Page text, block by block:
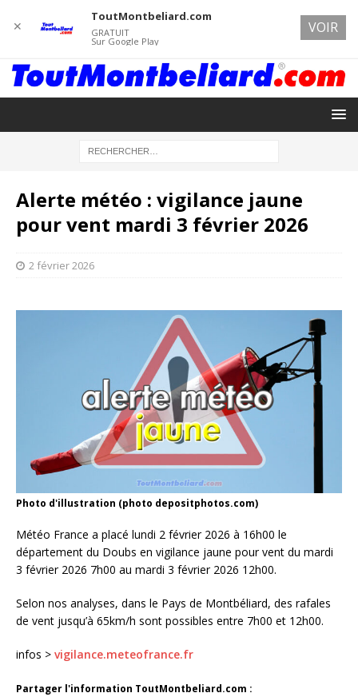
Alerte météo : vigilance jaune
pour vent mardi 3 février 2026
2 février 2026
Photo d'illustration (photo depositphotos.com)
Météo France a placé lundi 2 février 2026 à 16h00 le
département du Doubs en vigilance jaune pour vent du mardi
3 février 2026 7h00 au mardi 3 février 2026 12h00.
Selon nos analyses, dans le Pays de Montbéliard, des rafales
de vent jusqu’à 65km/h sont possibles entre 7h00 et 12h00.
infos > vigilance.meteofrance.fr
Partager l'information ToutMontbeliard.com :
✕
ToutMontbeliard.com
GRATUIT
Sur Google Play
VOIR